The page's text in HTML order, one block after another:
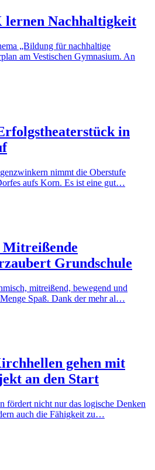
lernen Nachhaltigkeit
„Bildung für nachhaltige
am Vestischen Gymnasium. An
in
nimmt die Oberstufe
aufs Korn. Es ist eine gut…
Grundschule
mitreißend, bewegend und
Spaß. Dank der mehr al…
gehen mit
an den Start
fördert nicht nur das logische Denken
auch die Fähigkeit zu…